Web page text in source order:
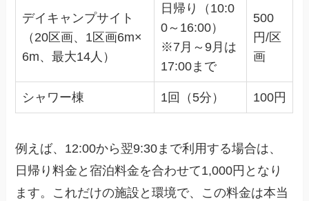
デイキャンプサイト
（20区画、1区画6m×
6m、最大14人）
日帰り（10:0
0～16:00）
※7月～9月は
17:00まで
500
円/区
画
シャワー棟 1回（5分） 100円
例えば、12:00から翌9:30まで利用する場合は、
日帰り料金と宿泊料金を合わせて1,000円となり
ます。これだけの施設と環境で、この料金は本当